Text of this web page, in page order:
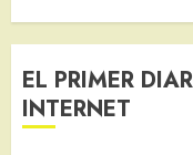
EL PRIMER
INTERNET